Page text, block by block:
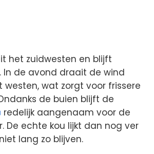
het zuidwesten en blijft
de avond draait de wind
westen, wat zorgt voor frissere
de buien blijft de
redelijk aangenaam voor de
De echte kou lijkt dan nog ver
lang zo blijven.